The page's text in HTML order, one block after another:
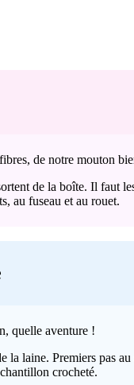
de notre mouton
de la boîte. Il faut
au fuseau et au rouet.
quelle aventure !
la laine. Premiers pas
crocheté.